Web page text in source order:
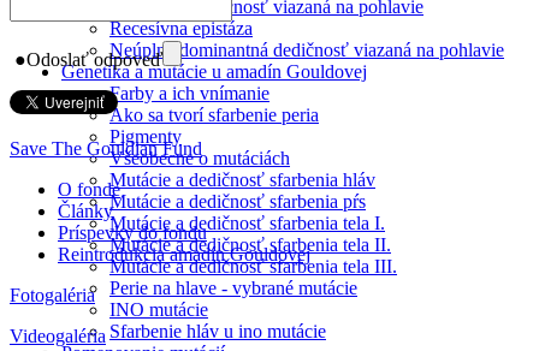
Recesívna dedičnosť viazaná na pohlavie
Recesívna epistáza
Neúplne dominantná dedičnosť viazaná na pohlavie
Genetika a mutácie u amadín Gouldovej
Farby a ich vnímanie
Ako sa tvorí sfarbenie peria
Pigmenty
Všeobecne o mutáciách
Mutácie a dedičnosť sfarbenia hláv
Mutácie a dedičnosť sfarbenia pŕs
Mutácie a dedičnosť sfarbenia tela I.
Mutácie a dedičnosť sfarbenia tela II.
Mutácie a dedičnosť sfarbenia tela III.
Perie na hlave - vybrané mutácie
INO mutácie
Sfarbenie hláv u ino mutácie
●Odoslať odpoveď
Save The Gouldian Fund
O fonde
Články
Príspevky do fondu
Reintrodukcia amadín Gouldovej
Fotogaléria
Videogaléria